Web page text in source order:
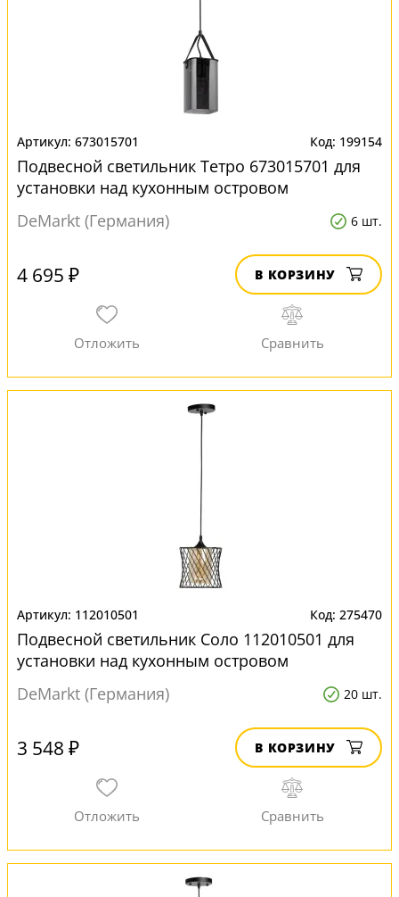
673015701 199154
Подвесной светильник Тетро 673015701 для
установки над кухонным островом
DeMarkt (Германия)
6 шт.
4 695 ₽ В КОРЗИНУ
112010501 275470
Подвесной светильник Соло 112010501 для
установки над кухонным островом
DeMarkt (Германия)
20 шт.
3 548 ₽ В КОРЗИНУ